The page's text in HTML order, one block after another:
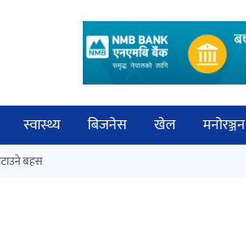
स्वास्थ्य बिजनेस खेल मनोरञ्जन
बहस